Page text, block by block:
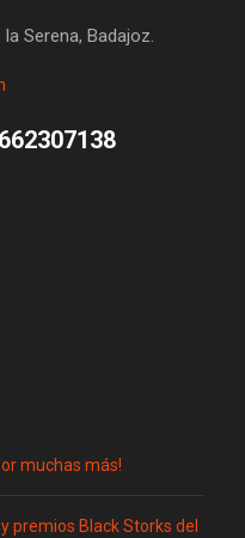
Serena, Badajoz.
muchas más!
premios Black Storks del